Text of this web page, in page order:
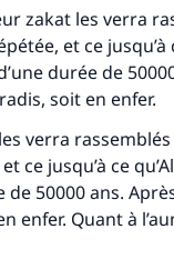
zakat les verra
et ce jusqu’à
durée de
soit en enfer.
verra
jusqu’à ce
50000 ans.
enfer. Quant à
vie de
réponses.
sur lui) a dit:
la même
fait."